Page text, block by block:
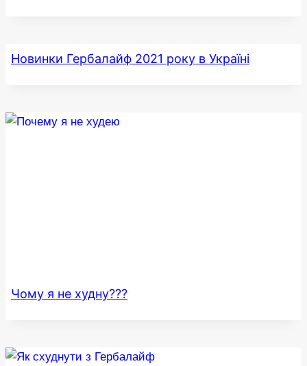
Новинки Гербалайф 2021 року в Україні
Чому я не худну???